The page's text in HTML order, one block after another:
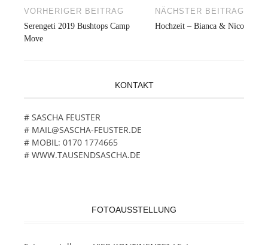
Beitragsnavigation
VORHERIGER BEITRAG
Serengeti 2019 Bushtops Camp
Move
NÄCHSTER BEITRAG
Hochzeit – Bianca & Nico
KONTAKT
# SASCHA FEUSTER
# MAIL@SASCHA-FEUSTER.DE
# MOBIL: 0170 1774665
# WWW.TAUSENDSASCHA.DE
FOTOAUSSTELLUNG